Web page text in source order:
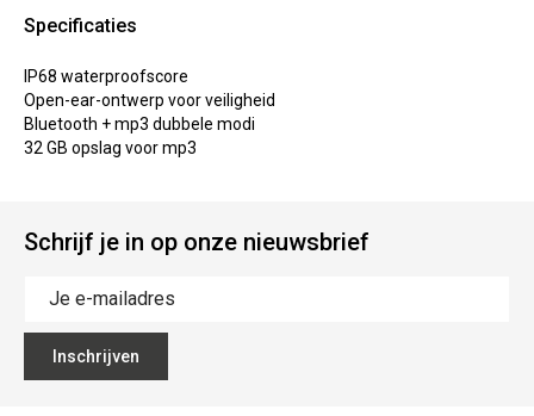
Specificaties
IP68 waterproofscore
Open-ear-ontwerp voor veiligheid
Bluetooth + mp3 dubbele modi
32 GB opslag voor mp3
Schrijf je in op onze nieuwsbrief
Inschrijven